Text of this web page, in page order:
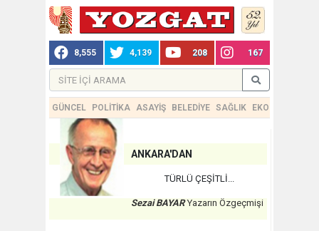
8,555 4,139 208 167
GÜNCEL POLİTİKA ASAYİŞ BELEDİYE SAĞLIK EKONOMİ
ANKARA'DAN
TÜRLÜ ÇEŞİTLİ...
Sezai BAYAR Yazarın Özgeçmişi